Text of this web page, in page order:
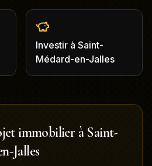
Investir à Saint-
Médard-en-Jalles
immobilier à Saint-
Jalles